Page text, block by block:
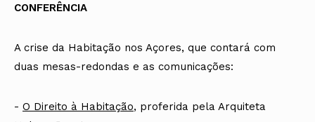
CONFERÊNCIA
A crise da Habitação nos Açores, que contará com
duas mesas-redondas e as comunicações:
- O Direito à Habitação, proferida pela Arquiteta